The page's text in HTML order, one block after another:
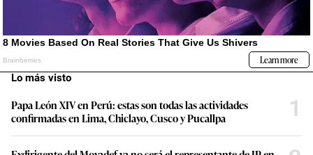
Lo más visto
Papa León XIV en Perú: estas son todas las actividades
confirmadas en Lima, Chiclayo, Cusco y Pucallpa
1